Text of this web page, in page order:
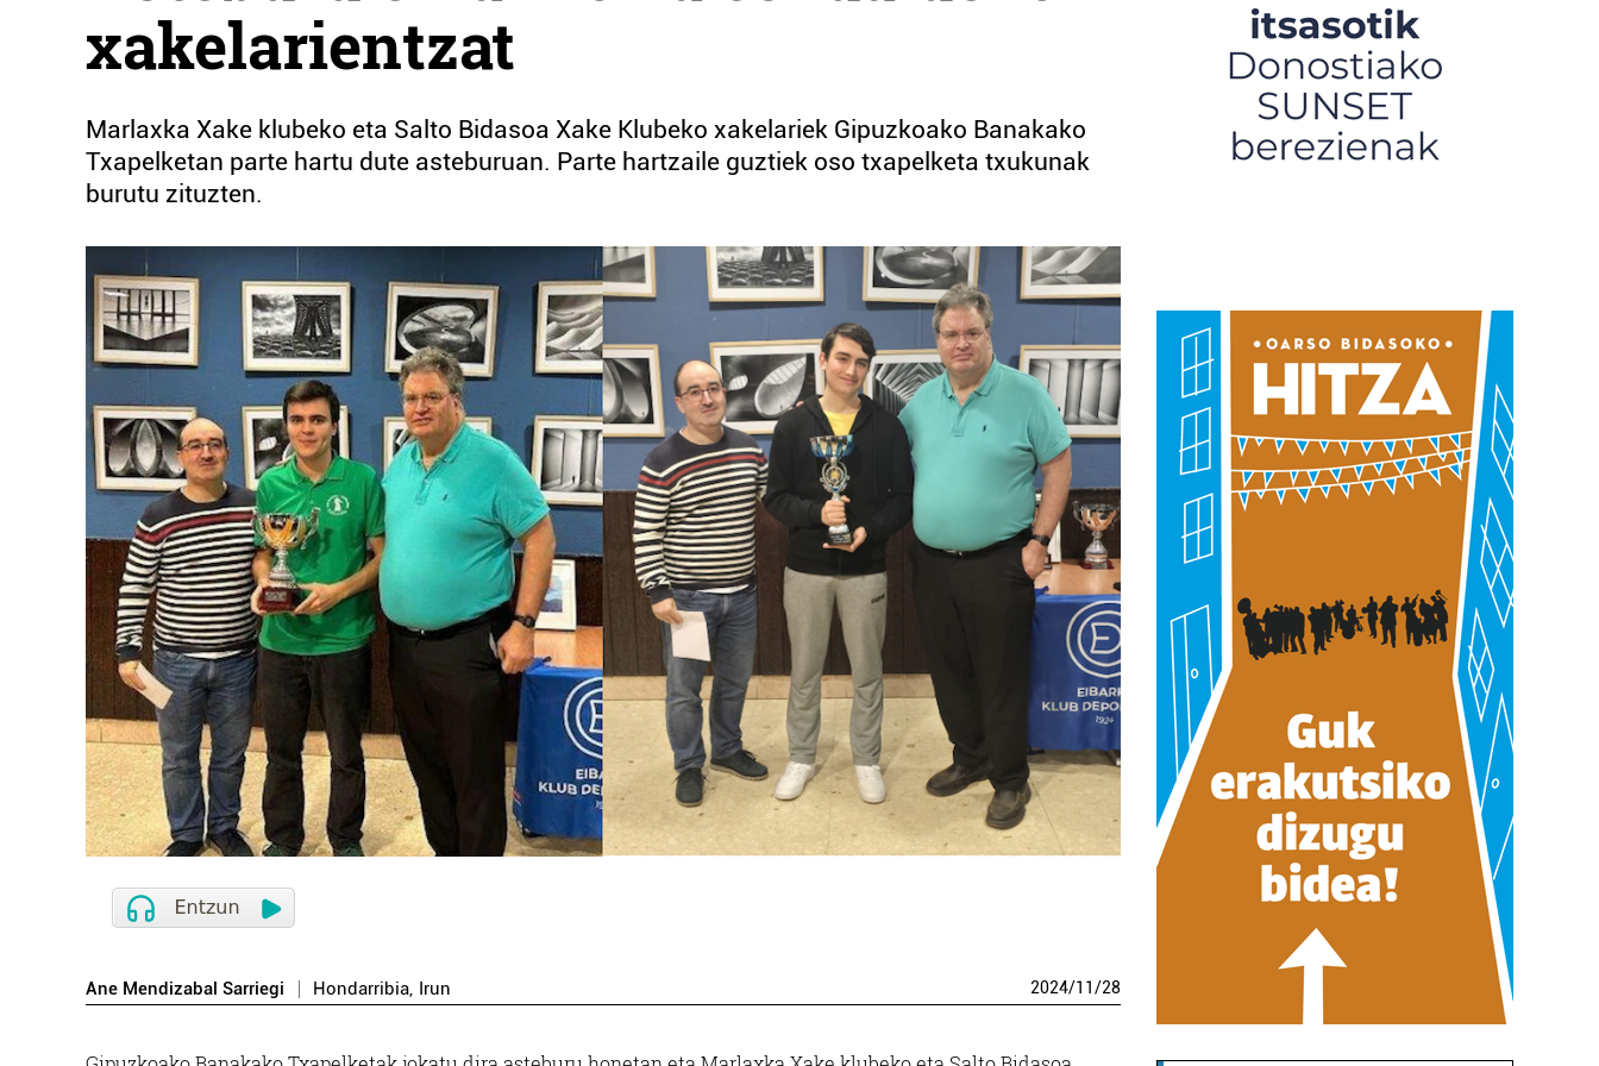
xakelarientzat
Marlaxka Xake klubeko eta Salto Bidasoa Xake Klubeko xakelariek Gipuzkoako Banakako
Txapelketan parte hartu dute asteburuan. Parte hartzaile guztiek oso txapelketa txukunak
burutu zituzten.
Ane Mendizabal Sarriegi Hondarribia, Irun 2024/11/28